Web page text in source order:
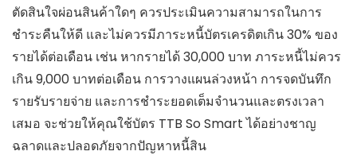
ตัดสินใจผ่อนสินค้าใดๆ ควรประเมินความสามารถในการ
ชำระคืนให้ดี และไม่ควรมีภาระหนี้บัตรเครดิตเกิน 30% ของ
รายได้ต่อเดือน เช่น หากรายได้ 30,000 บาท ภาระหนี้ไม่ควร
เกิน 9,000 บาทต่อเดือน การวางแผนล่วงหน้า การจดบันทึก
รายรับรายจ่าย และการชำระยอดเต็มจำนวนและตรงเวลา
เสมอ จะช่วยให้คุณใช้บัตร TTB So Smart ได้อย่างชาญ
ฉลาดและปลอดภัยจากปัญหาหนี้สิน